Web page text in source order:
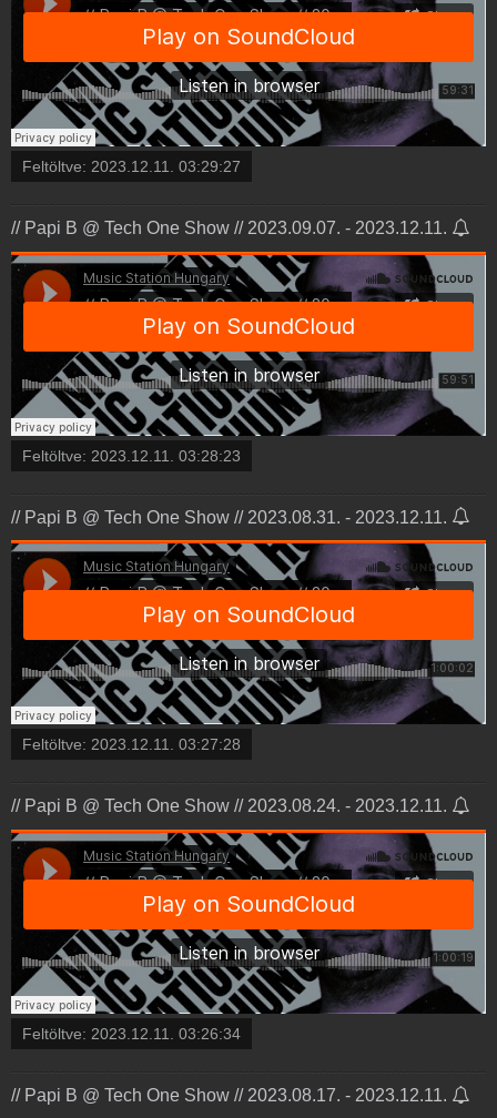
Feltöltve: 2023.12.11. 03:29:27
// Papi B @ Tech One Show // 2023.09.07. - 2023.12.11.
Feltöltve: 2023.12.11. 03:28:23
// Papi B @ Tech One Show // 2023.08.31. - 2023.12.11.
Feltöltve: 2023.12.11. 03:27:28
// Papi B @ Tech One Show // 2023.08.24. - 2023.12.11.
Feltöltve: 2023.12.11. 03:26:34
// Papi B @ Tech One Show // 2023.08.17. - 2023.12.11.